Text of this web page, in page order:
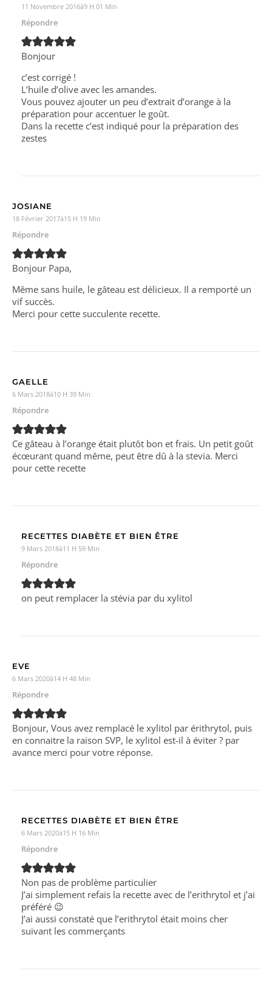
11 Novembre 2016à9 H 01 Min
Répondre
Bonjour
c’est corrigé !
L’huile d’olive avec les amandes.
Vous pouvez ajouter un peu d’extrait d’orange à la
préparation pour accentuer le goût.
Dans la recette c’est indiqué pour la préparation des
zestes
JOSIANE
18 Février 2017à15 H 19 Min
Répondre
Bonjour Papa,
Même sans huile, le gâteau est délicieux. Il a remporté un
vif succès.
Merci pour cette succulente recette.
GAELLE
6 Mars 2018à10 H 39 Min
Répondre
Ce gâteau à l’orange était plutôt bon et frais. Un petit goût
écœurant quand même, peut être dû à la stevia. Merci
pour cette recette
RECETTES DIABÈTE ET BIEN ÊTRE
9 Mars 2018à11 H 59 Min
Répondre
on peut remplacer la stévia par du xylitol
EVE
6 Mars 2020à14 H 48 Min
Répondre
Bonjour, Vous avez remplacé le xylitol par érithrytol, puis
en connaitre la raison SVP, le xylitol est-il à éviter ? par
avance merci pour votre réponse.
RECETTES DIABÈTE ET BIEN ÊTRE
6 Mars 2020à15 H 16 Min
Répondre
Non pas de problème particulier
J’ai simplement refais la recette avec de l’erithrytol et j’ai
préféré 😉
J’ai aussi constaté que l’erithrytol était moins cher
suivant les commerçants